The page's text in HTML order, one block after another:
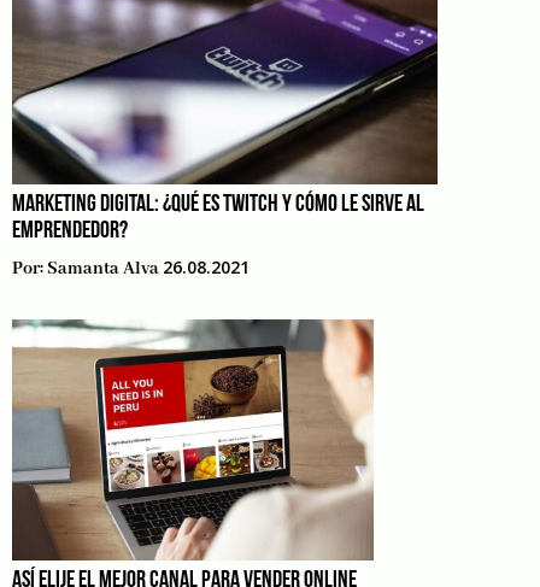
MARKETING DIGITAL: ¿QUÉ ES TWITCH Y CÓMO LE SIRVE AL
EMPRENDEDOR?
Por:Samanta Alva 26.08.2021
ASÍ ELIJE EL MEJOR CANAL PARA VENDER ONLINE